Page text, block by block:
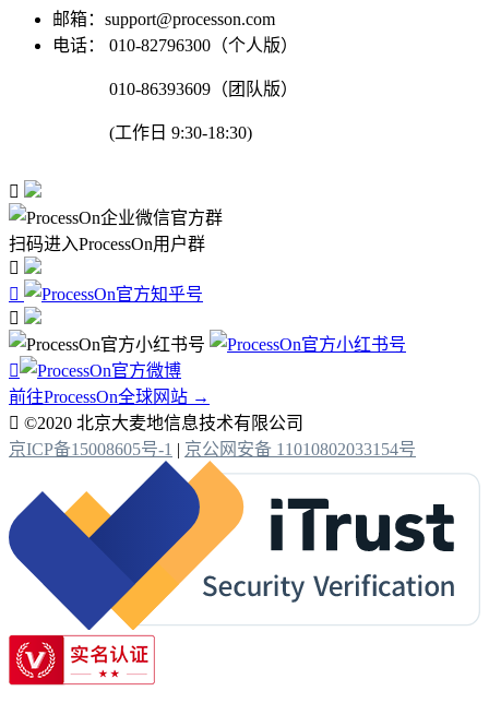
邮箱：support@processon.com
电话：
010-82796300（个人版）
010-86393609（团队版）
(工作日 9:30-18:30)

扫码进入ProcessOn用户群




前往ProcessOn全球网站 →
 ©2020 北京大麦地信息技术有限公司
京ICP备15008605号-1 | 京公网安备 11010802033154号